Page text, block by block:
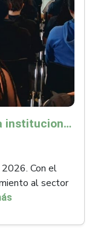
ICA Risaralda acercó su oferta institucional a productores y emprendedores en Expocamello
Con el
al sector